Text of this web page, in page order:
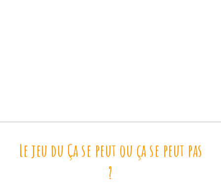
Le jeu du Ça se peut ou ça se peut pas
?